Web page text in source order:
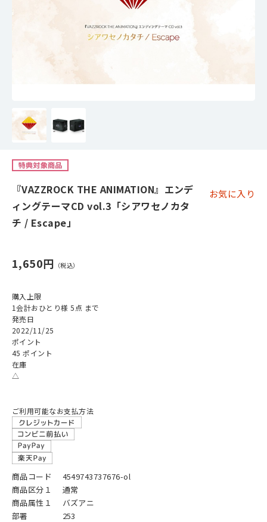
『VAZZROCK THE ANIMATION』エンデ
ィングテーマCD vol.3「シアワセノカタ
チ / Escape」
お気に入り
1,650円
購入上限
1会計おひとり様 5点 まで
発売日
2022/11/25
ポイント
45 ポイント
在庫
△
ご利用可能なお支払方法
商品コード
4549743737676-ol
商品区分１
通常
商品属性１
バズアニ
部署
253